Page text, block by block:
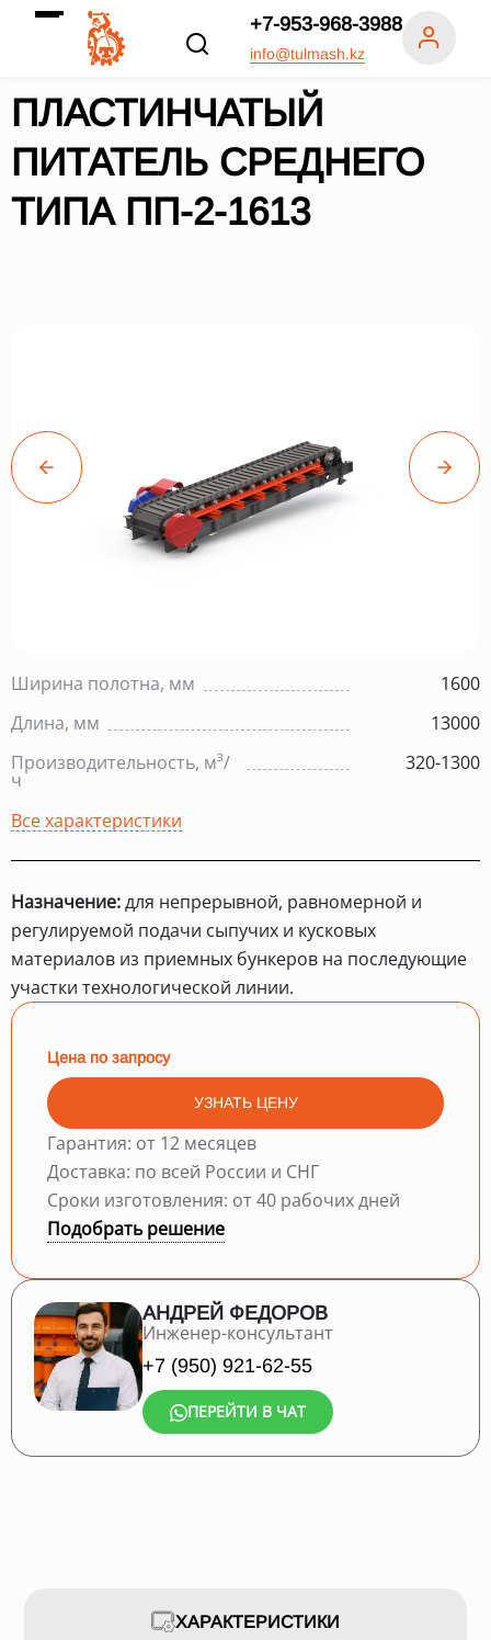
+7-953-968-3988
info@tulmash.kz
ПЛАСТИНЧАТЫЙ
ПИТАТЕЛЬ СРЕДНЕГО
ТИПА ПП-2-1613
Ширина полотна, мм
1600
Длина, мм
13000
Производительность, м³/
ч
320-1300
Все характеристики
Назначение:для непрерывной, равномерной и
регулируемой подачи сыпучих и кусковых
материалов из приемных бункеров на последующие
участки технологической линии.
Цена по запросу
УЗНАТЬ ЦЕНУ
Гарантия: от 12 месяцев
Доставка: по всей России и СНГ
Сроки изготовления: от 40 рабочих дней
Подобрать решение
АНДРЕЙ ФЕДОРОВ
Инженер-консультант
+7 (950) 921-62-55
ПЕРЕЙТИ В ЧАТ
ХАРАКТЕРИСТИКИ